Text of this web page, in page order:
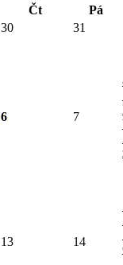
Čt
Pá
30 31
6 7
13 14